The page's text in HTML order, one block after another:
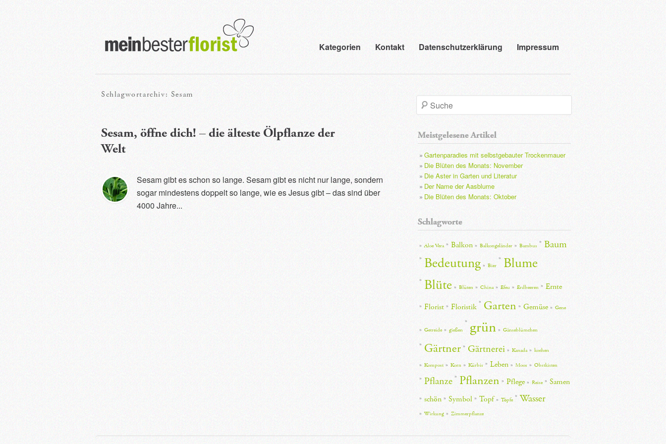
Hauptmenü
Zum
primären
springen
Zum
sekundären
springen
Kategorien Kontakt Datenschutzerklärung Impressum
Schlagwortarchiv: Sesam
Sesam, öffne dich! – die älteste Ölpflanze der
Welt
Sesam gibt es schon so lange. Sesam gibt es nicht nur lange, sondern
sogar mindestens doppelt so lange, wie es Jesus gibt – das sind über
4000 Jahre...
S
c
h
e
Meistgelesene Artikel
Gartenparadies mit selbstgebauter Trockenmauer
Die Blüten des Monats: November
Die Aster in Garten und Literatur
Der Name der Aasblume
Die Blüten des Monats: Oktober
Schlagworte
Aloe Vera Balkon Balkongeländer Bambus Baum
Bedeutung Bier
Blume
Blüte
Blüten China Efeu Erdbeeren
Ernte
Florist
Floristik Garten Gemüse Gene
Getreide gießen grün Gänseblümchen
Gärtner Gärtnerei Kanada kochen
Kompost Korn Kürbis Leben Moos Obstkisten
Pflanze Pflanzen Pflege Reise
Samen
schön
Symbol Topf Töpfe Wasser
Wirkung Zimmerpflanze